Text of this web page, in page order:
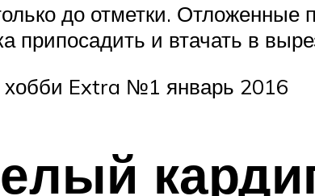
до отметки. Отложенные
припосадить и втачать в
хобби Extra №1 январь 2016